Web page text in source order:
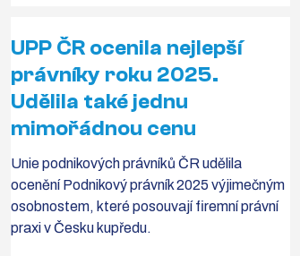
UPP ČR ocenila nejlepší
právníky roku 2025.
Udělila také jednu
mimořádnou cenu
Unie podnikových právníků ČR udělila
ocenění Podnikový právník 2025 výjimečným
osobnostem, které posouvají firemní právní
praxi v Česku kupředu.